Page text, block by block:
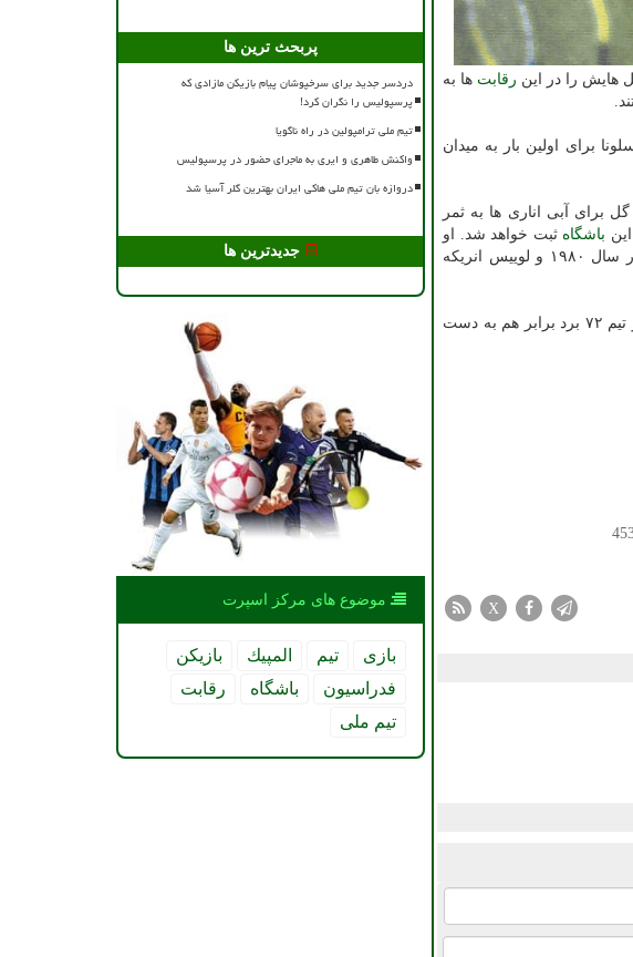
رقابت ها به
در این اتفاق داشت. زمانی كه مهاجم آرژانتینی در سال ۲۰۰۳ برای بارسلونا برای اولین بار به میدان
این رقابت در تعداد گل های ال كلاسیكو نیز دیده می شود. رئال مادرید ۴۰۳ بار دروازه بارسا را باز كرده و ۳۹۹ گل برای آبی اناری ها به ثمر
باشگاه ثبت خواهد شد. او
شوستر (۲۰۰) در سال ۱۹۸۰ و لوییس انریكه
برای نشان دادن این برابری می توان به پیروزی های كسب شده دو تیم در ال كلاسیكوهای لالیگا اشاره نمود. هر دو تیم ۷۲ برد برابر هم به دست
X
پربحث ترین ها
دردسر جدید برای سرخپوشان پیام بازیکن مازادی که
پرسپولیس را نگران کرد!
تیم ملی ترامپولین در راه ناگویا
واکنش طاهری و ایری به ماجرای حضور در پرسپولیس
دروازه بان تیم ملی هاکی ایران بهترین گلر آسیا شد
جدیدترین ها
موضوع های مركز اسپرت
بازی تیم المپیك
بازیكن
فدراسیون
باشگاه
رقابت
تیم ملی